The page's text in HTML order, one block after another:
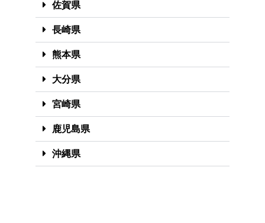
佐賀県
長崎県
熊本県
大分県
宮崎県
鹿児島県
沖縄県